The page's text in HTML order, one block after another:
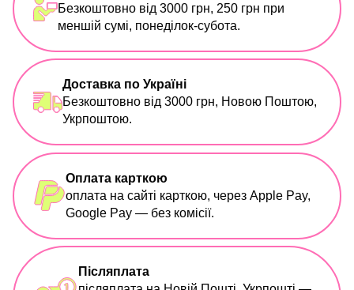
Безкоштовно від 3000 грн, 250 грн при
меншій сумі, понеділок-субота.
Доставка по Україні
Безкоштовно від 3000 грн, Новою Поштою,
Укрпоштою.
Оплата карткою
оплата на сайті карткою, через Apple Pay,
Google Pay — без комісії.
Післяплата